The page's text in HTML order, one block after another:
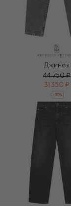
Джинсы
44 750 ₽
31 350 ₽
-30%